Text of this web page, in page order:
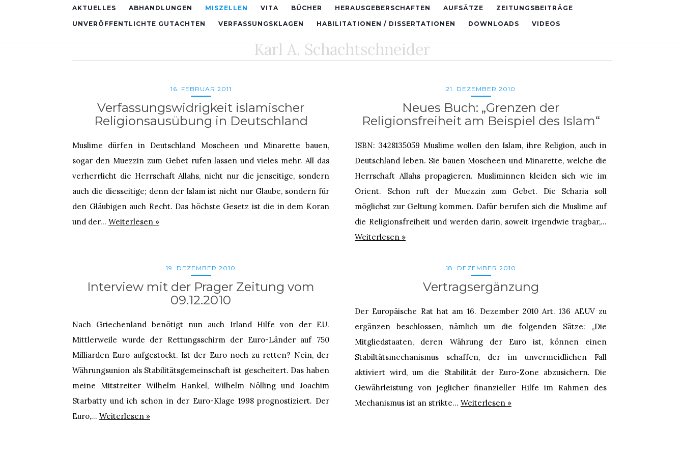
AKTUELLES ABHANDLUNGEN MISZELLEN VITA BÜCHER HERAUSGEBERSCHAFTEN AUFSÄTZE ZEITUNGSBEITRÄGE
UNVERÖFFENTLICHTE GUTACHTEN VERFASSUNGSKLAGEN HABILITATIONEN / DISSERTATIONEN DOWNLOADS VIDEOS
Karl A. Schachtschneider
16. FEBRUAR 2011
Verfassungswidrigkeit islamischer
Religionsausübung in Deutschland
Muslime dürfen in Deutschland Moscheen und Minarette bauen,
sogar den Muezzin zum Gebet rufen lassen und vieles mehr. All das
verherrlicht die Herrschaft Allahs, nicht nur die jenseitige, sondern
auch die diesseitige; denn der Islam ist nicht nur Glaube, sondern für
den Gläubigen auch Recht. Das höchste Gesetz ist die in dem Koran
und der… Weiterlesen »
21. DEZEMBER 2010
Neues Buch: „Grenzen der
Religionsfreiheit am Beispiel des Islam“
ISBN: 3428135059 Muslime wollen den Islam, ihre Religion, auch in
Deutschland leben. Sie bauen Moscheen und Minarette, welche die
Herrschaft Allahs propagieren. Musliminnen kleiden sich wie im
Orient. Schon ruft der Muezzin zum Gebet. Die Scharia soll
möglichst zur Geltung kommen. Dafür berufen sich die Muslime auf
die Religionsfreiheit und werden darin, soweit irgendwie tragbar,…
Weiterlesen »
19. DEZEMBER 2010
Interview mit der Prager Zeitung vom
09.12.2010
Nach Griechenland benötigt nun auch Irland Hilfe von der EU.
Mittlerweile wurde der Rettungsschirm der Euro-Länder auf 750
Milliarden Euro aufgestockt. Ist der Euro noch zu retten? Nein, der
Währungsunion als Stabilitätsgemeinschaft ist gescheitert. Das haben
meine Mitstreiter Wilhelm Hankel, Wilhelm Nölling und Joachim
Starbatty und ich schon in der Euro-Klage 1998 prognostiziert. Der
Euro,… Weiterlesen »
18. DEZEMBER 2010
Vertragsergänzung
Der Europäische Rat hat am 16. Dezember 2010 Art. 136 AEUV zu
ergänzen beschlossen, nämlich um die folgenden Sätze: „Die
Mitgliedstaaten, deren Währung der Euro ist, können einen
Stabiltätsmechanismus schaffen, der im unvermeidlichen Fall
aktiviert wird, um die Stabilität der Euro-Zone abzusichern. Die
Gewährleistung von jeglicher finanzieller Hilfe im Rahmen des
Mechanismus ist an strikte… Weiterlesen »